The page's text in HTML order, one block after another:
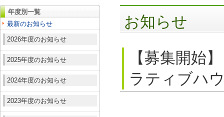
年度別一覧
最新のお知らせ
2026年度のお知らせ
2025年度のお知らせ
2024年度のお知らせ
2023年度のお知らせ
お知らせ
【募集開始
ラティブハ